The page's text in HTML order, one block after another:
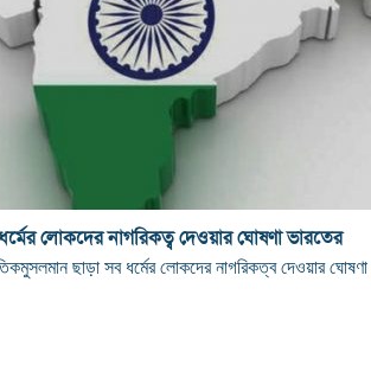
লোকদের নাগরিকত্ব দেওয়ার ঘোষণা ভারতের
মুসলমান ছাড়া সব ধর্মের লোকদের নাগরিকত্ব দেওয়ার ঘোষণা